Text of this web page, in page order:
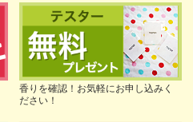
香りを確認！お気軽にお申し込みく
ださい！